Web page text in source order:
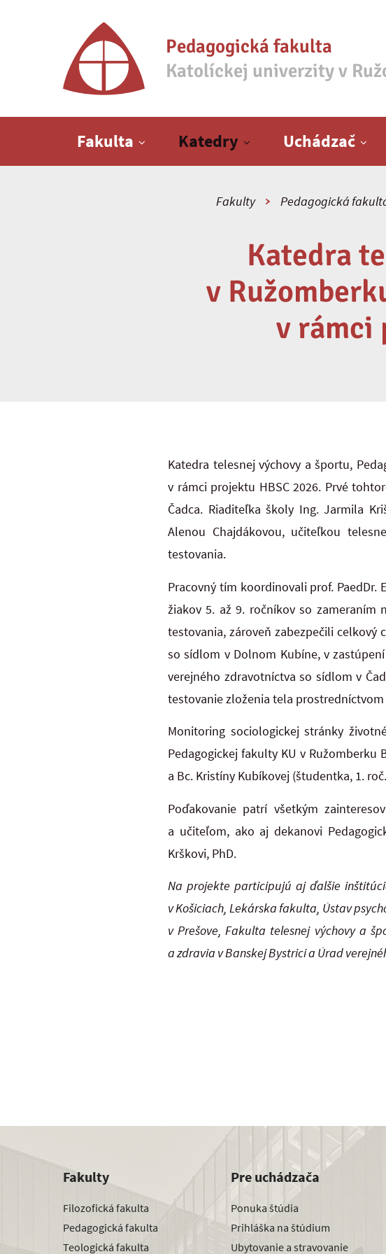
Pedagogická fakulta
Katolíckej univerzity v
Fakulta Katedry Uchádzač
Fakulty Pedagogická
Katedra
v
v rámci
Katedra telesnej výchovy a športu,
v rámci projektu HBSC 2026. Prvé
Čadca. Riaditeľka školy Ing. Jarmila
Alenou Chajdákovou, učiteľkou
testovania.
Pracovný tím koordinovali prof. PaedDr.
žiakov 5. až 9. ročníkov so
testovania, zároveň zabezpečili celkový
so sídlom v Dolnom Kubíne, v
verejného zdravotníctva so sídlom v
testovanie zloženia tela prostredníctvom
Monitoring sociologickej stránky
Pedagogickej fakulty KU v
a Bc. Kristíny Kubíkovej (študentka, 1.
Poďakovanie patrí všetkým
a učiteľom, ako aj dekanovi
Krškovi, PhD.
Na projekte participujú aj ďalšie
v Košiciach, Lekárska fakulta, Ústav
v Prešove, Fakulta telesnej výchovy a
a zdravia v Banskej Bystrici a Úrad
Fakulty
Filozofická fakulta
Pedagogická fakulta
Teologická fakulta
Pre uchádzača
Ponuka štúdia
Prihláška na štúdium
Ubytovanie a stravovanie